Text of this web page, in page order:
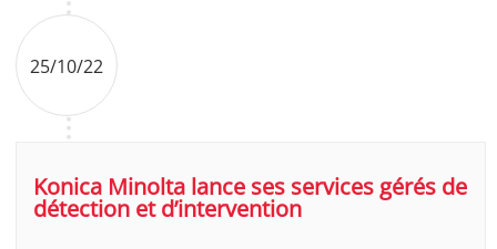
25/10/22
Konica Minolta lance ses services gérés de
détection et d’intervention